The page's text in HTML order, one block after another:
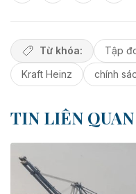
Từ khóa:
Tập
Kraft Heinz
chính
TIN LIÊN QUAN